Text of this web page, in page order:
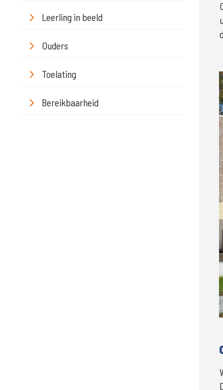
Leerling in beeld
Ouders
Toelating
Bereikbaarheid